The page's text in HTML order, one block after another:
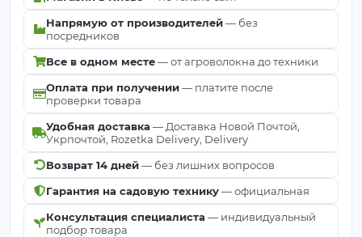
болтушку в пропорции 1 л воды + 30 г Актары 25 WG,
г. + 1 кг глины и 1 кг чернозема. Эту смесь
на 15-20 саженцев или на 25-30 штук рассады.
саженцев или рассаду погружают в смесь
высаживают в грунт
Напрямую от производителей— без
посредников
Все в одном месте— от агроволокна до техники
Оплата при получении— платите после
проверки товара
Удобная доставка — Доставка Новой Почтой,
Укрпочтой, Rozetka Delivery, Delivery
Возврат 14 дней— без лишних вопросов
Гарантия на садовую технику— официальная
Консультация специалиста — индивидуальный
подбор товара